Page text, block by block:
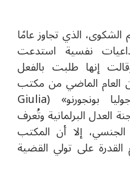
الشكوى، الذي تجاوز عامًا
نفسية استدعت
إنها طلبت بالفعل
العام الماضي من مكتب
بونجورنو» (Giulia
العدل البرلمانية وتُعرف
إلا أن المكتب
القدرة على تولي القضية